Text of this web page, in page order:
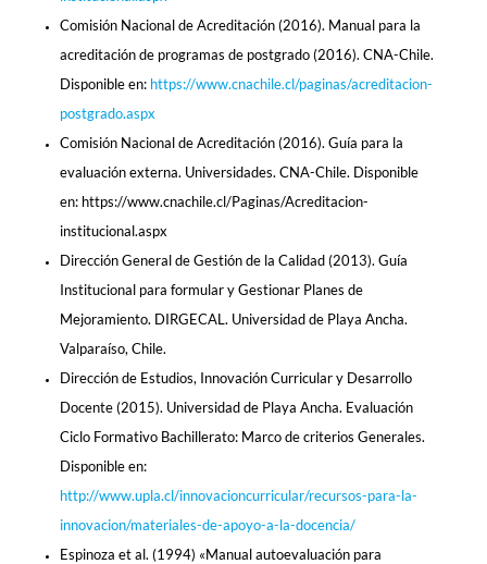
Comisión Nacional de Acreditación (2016). Manual para la
acreditación de programas de postgrado (2016). CNA-Chile.
Disponible en: https://www.cnachile.cl/paginas/acreditacion-
postgrado.aspx
Comisión Nacional de Acreditación (2016). Guía para la
evaluación externa. Universidades. CNA-Chile. Disponible
en: https://www.cnachile.cl/Paginas/Acreditacion-
institucional.aspx
Dirección General de Gestión de la Calidad (2013). Guía
Institucional para formular y Gestionar Planes de
Mejoramiento. DIRGECAL. Universidad de Playa Ancha.
Valparaíso, Chile.
Dirección de Estudios, Innovación Curricular y Desarrollo
Docente (2015). Universidad de Playa Ancha. Evaluación
Ciclo Formativo Bachillerato: Marco de criterios Generales.
Disponible en:
http://www.upla.cl/innovacioncurricular/recursos-para-la-
innovacion/materiales-de-apoyo-a-la-docencia/
Espinoza et al. (1994) «Manual autoevaluación para